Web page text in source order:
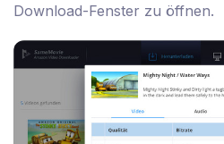
Download-Fenster zu öffnen.